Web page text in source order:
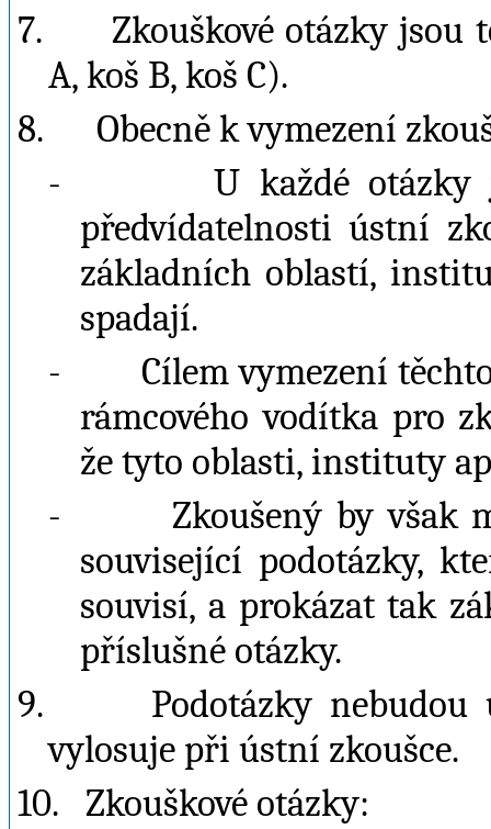
7.
Zkouškové otázky
A, koš B, koš C).
8.
Obecně k vymezení
-
U každé
předvídatelnosti ústní
základních oblastí,
spadají.
-
Cílem vymezení
rámcového vodítka pro
že tyto oblasti, instituty
-
Zkoušený by však
související podotázky,
souvisí, a prokázat tak
příslušné otázky.
9.
Podotázky
vylosuje při ústní zkoušce.
10.
Zkouškové otázky: